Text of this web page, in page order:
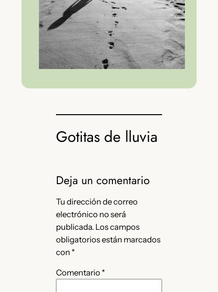
Gotitas de lluvia
Deja un comentario
Tu dirección de correo
electrónico no será
publicada. Los campos
obligatorios están marcados
con *
Comentario *